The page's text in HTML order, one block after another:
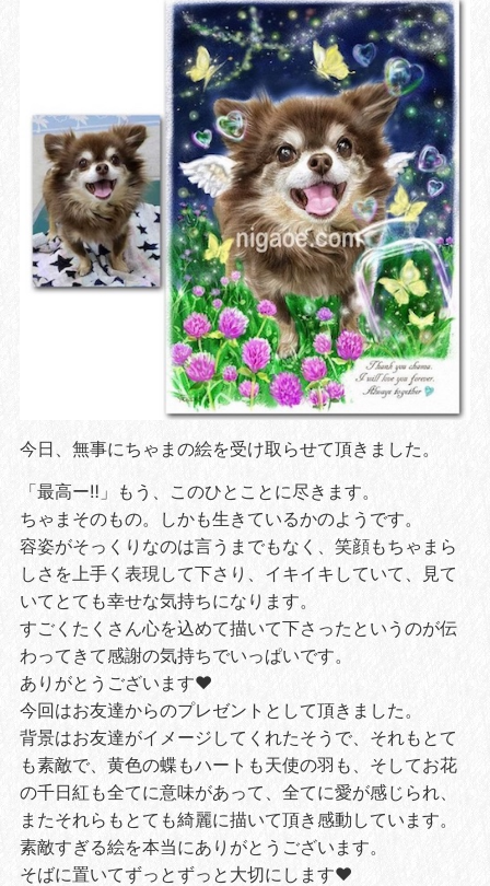
今日、無事にちゃまの絵を受け取らせて頂きました。
「最高ー‼️」もう、このひとことに尽きます。
ちゃまそのもの。しかも生きているかのようです。
容姿がそっくりなのは言うまでもなく、笑顔もちゃまら
しさを上手く表現して下さり、イキイキしていて、見て
いてとても幸せな気持ちになります。
すごくたくさん心を込めて描いて下さったというのが伝
わってきて感謝の気持ちでいっぱいです。
ありがとうございます❤️
今回はお友達からのプレゼントとして頂きました。
背景はお友達がイメージしてくれたそうで、それもとて
も素敵で、黄色の蝶もハートも天使の羽も、そしてお花
の千日紅も全てに意味があって、全てに愛が感じられ、
またそれらもとても綺麗に描いて頂き感動しています。
素敵すぎる絵を本当にありがとうございます。
そばに置いてずっとずっと大切にします❤️